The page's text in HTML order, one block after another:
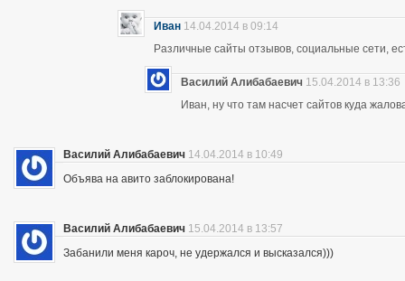
Иван 14.04.2014 в 09:14
Различные сайты отзывов, социальные сети,
Василий Алибабаевич 15.04.2014 в 13:36
Иван, ну что там насчет сайтов куда
Василий Алибабаевич 14.04.2014 в 10:49
Объява на авито заблокирована!
Василий Алибабаевич 15.04.2014 в 13:57
Забанили меня кароч, не удержался и высказался)))